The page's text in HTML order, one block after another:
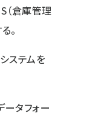
（倉庫管理
。
ステムを
タフォー